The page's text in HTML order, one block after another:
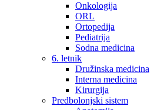
Onkologija
ORL
Ortopedija
Pediatrija
Sodna medicina
6. letnik
Družinska medicina
Interna medicina
Kirurgija
Predbolonjski sistem